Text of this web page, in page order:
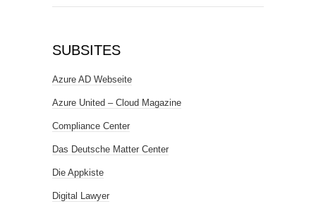
SUBSITES
Azure AD Webseite
Azure United – Cloud Magazine
Compliance Center
Das Deutsche Matter Center
Die Appkiste
Digital Lawyer